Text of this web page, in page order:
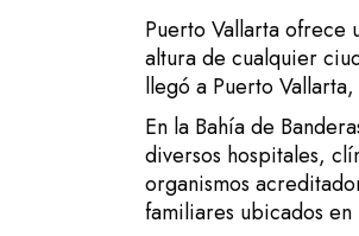
Puerto Vallarta ofrece
altura de cualquier
llegó a Puerto
En la Bahía de
diversos hospitales,
organismos
familiares ubicados